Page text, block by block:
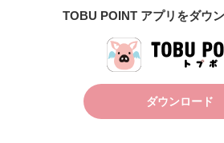
TOBU POINT アプリをダウ
ダウンロード